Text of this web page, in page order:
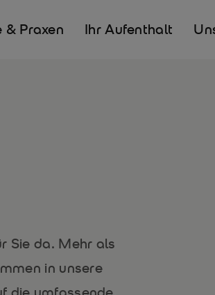
& Praxen Ihr Aufenthalt
Sie da. Mehr als
in unsere